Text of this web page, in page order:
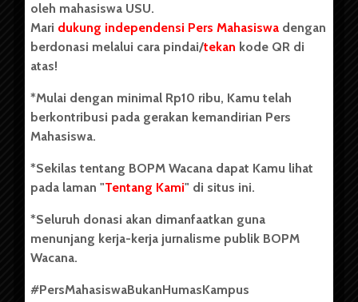
Badan Otonom Pers Mahasiswa (BOPM) Wacana merupakan
pers mahasiswa yang berdiri di luar kampus dan dikelola
secara mandiri oleh mahasiswa Universitas Sumatera Utara
(USU). Sebelumnya BOPM Wacana merupakan salah satu
Utara dengan nama Pers Mahasiswa SUARA USU yang
berdiri pada 1 Juli 1995.
Tentang Kami
Kontribusi
Info Iklan
oleh mahasiswa USU.
Mari dukung independensi Pers Mahasiswa dengan
berdonasi melalui cara pindai/tekan kode QR di
atas!
*Mulai dengan minimal Rp10 ribu, Kamu telah
berkontribusi pada gerakan kemandirian Pers
Mahasiswa.
*Sekilas tentang BOPM Wacana dapat Kamu lihat
pada laman "Tentang Kami" di situs ini.
*Seluruh donasi akan dimanfaatkan guna
menunjang kerja-kerja jurnalisme publik BOPM
Wacana.
#PersMahasiswaBukanHumasKampus